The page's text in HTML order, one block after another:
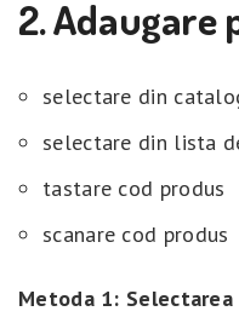
2. Adaugare
selectare din
selectare din lista
tastare cod produs
scanare cod produs
Metoda 1: